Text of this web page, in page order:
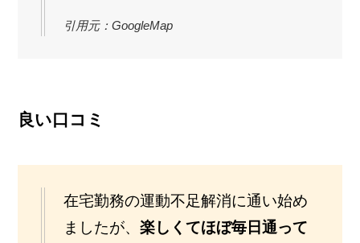
引用元：GoogleMap
良い口コミ
在宅勤務の運動不足解消に通い始め
ましたが、 楽しくてほぼ毎日通って